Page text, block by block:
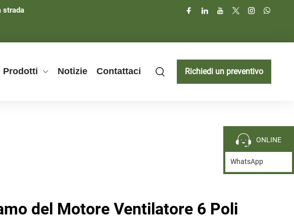
strada
Prodotti Notizie Contattaci Richiedi un preventivo
del Motore Ventilatore 6 Poli
ONLINE
WhatsApp